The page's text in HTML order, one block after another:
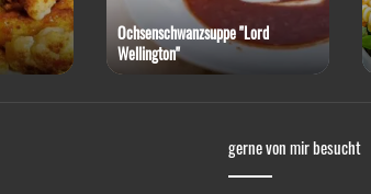
Ochsenschwanzsuppe "Lord
Wellington"
gerne von mir besucht